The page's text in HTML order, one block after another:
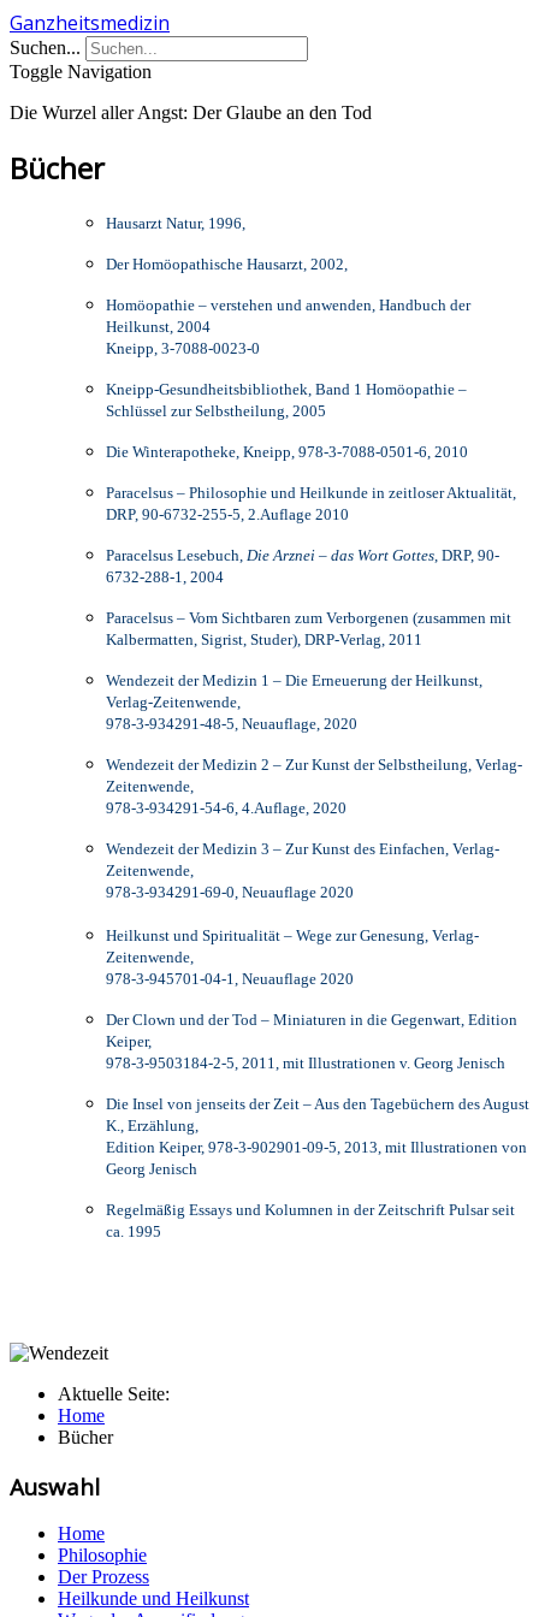
Ganzheitsmedizin
Suchen...
Toggle Navigation
Die Wurzel aller Angst: Der Glaube an den Tod
Bücher
Hausarzt Natur, 1996,
Der Homöopathische Hausarzt, 2002,
Homöopathie – verstehen und anwenden, Handbuch der
Heilkunst, 2004
Kneipp, 3-7088-0023-0
Kneipp-Gesundheitsbibliothek, Band 1 Homöopathie –
Schlüssel zur Selbstheilung, 2005
Die Winterapotheke, Kneipp, 978-3-7088-0501-6, 2010
Paracelsus – Philosophie und Heilkunde in zeitloser Aktualität,
DRP, 90-6732-255-5, 2.Auflage 2010
Paracelsus Lesebuch, Die Arznei – das Wort Gottes , DRP, 90-
6732-288-1, 2004
Paracelsus – Vom Sichtbaren zum Verborgenen (zusammen mit
Kalbermatten, Sigrist, Studer), DRP-Verlag, 2011
Wendezeit der Medizin 1 – Die Erneuerung der Heilkunst,
Verlag-Zeitenwende,
978-3-934291-48-5, Neuauflage, 2020
Wendezeit der Medizin 2 – Zur Kunst der Selbstheilung, Verlag-
Zeitenwende,
978-3-934291-54-6, 4.Auflage, 2020
Wendezeit der Medizin 3 – Zur Kunst des Einfachen, Verlag-
Zeitenwende,
978-3-934291-69-0, Neuauflage 2020
Heilkunst und Spiritualität – Wege zur Genesung, Verlag-
Zeitenwende,
978-3-945701-04-1, Neuauflage 2020
Der Clown und der Tod – Miniaturen in die Gegenwart, Edition
Keiper,
978-3-9503184-2-5, 2011, mit Illustrationen v. Georg Jenisch
Die Insel von jenseits der Zeit – Aus den Tagebüchern des August
K., Erzählung,
Edition Keiper, 978-3-902901-09-5, 2013, mit Illustrationen von
Georg Jenisch
Regelmäßig Essays und Kolumnen in der Zeitschrift Pulsar seit
ca. 1995
Aktuelle Seite:
Home
Bücher
Auswahl
Home
Philosophie
Der Prozess
Heilkunde und Heilkunst